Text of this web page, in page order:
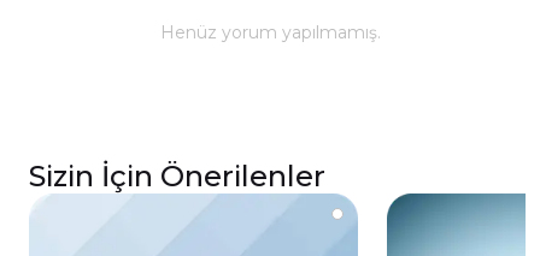
yıkanması önerilmektedir.
Henüz yorum yapılmamış.
Sizin İçin Önerilenler